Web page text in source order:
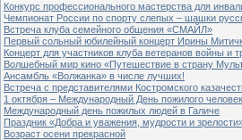
Конкурс профессионального мастерства для
Чемпионат России по спорту слепых – шашки
Встреча клуба семейного общения «СМАЙЛ»
Первый сольный юбилейный концерт Ирины
Концерт для участников клуба ветеранов войны и
Волшебный мир кино «Путешествие в страну
Ансамбль «Волжанка» в числе лучших!
Встреча с представителями Костромского
1 октября – Международный День пожилого
Международный день пожилых людей в Галиче
Праздник «Добра и уважения, мудрости и
Возраст осени прекрасной